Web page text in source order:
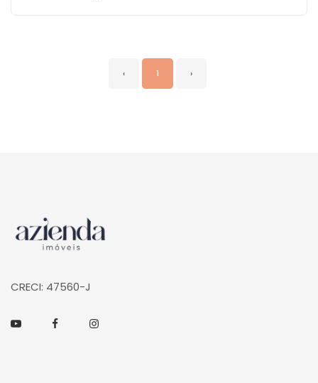
‹ 1 ›
Página inicial
CRECI: 47560-J
YoutubeFacebookInstagram